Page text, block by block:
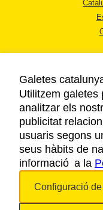
Galetes
Utilitzem galetes
analitzar els
publicitat
usuaris segons
seus hàbits de
informació a la
Configuració